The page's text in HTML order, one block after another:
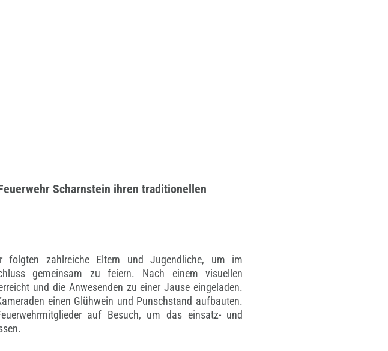
Scharnstein ihren traditionellen
folgten zahlreiche Eltern und Jugendliche, um im
gemeinsam zu feiern. Nach einem visuellen
und die Anwesenden zu einer Jause eingeladen.
einen Glühwein und Punschstand aufbauten.
auf Besuch, um das einsatz- und